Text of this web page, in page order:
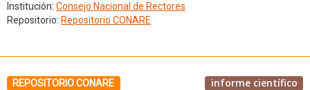
Institución: Consejo Nacional de Rectores
Repositorio: Repositorio CONARE
REPOSITORIO CONARE informe científico